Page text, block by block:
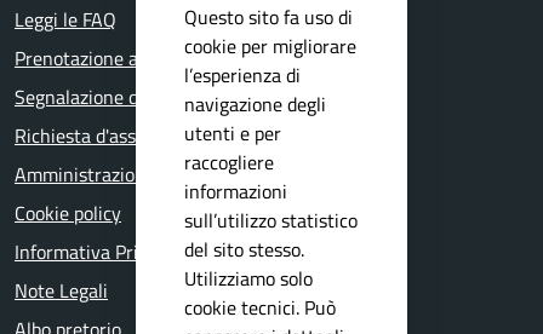
Leggi le FAQ
Prenotazione appuntamento
Segnalazione disservizio
Richiesta d'assistenza
Amministrazione trasparente
Cookie policy
Informativa Privacy
Note Legali
Questo sito fa uso di
cookie per migliorare
l’esperienza di
navigazione degli
utenti e per
raccogliere
informazioni
sull’utilizzo statistico
del sito stesso.
Utilizziamo solo
cookie tecnici. Può